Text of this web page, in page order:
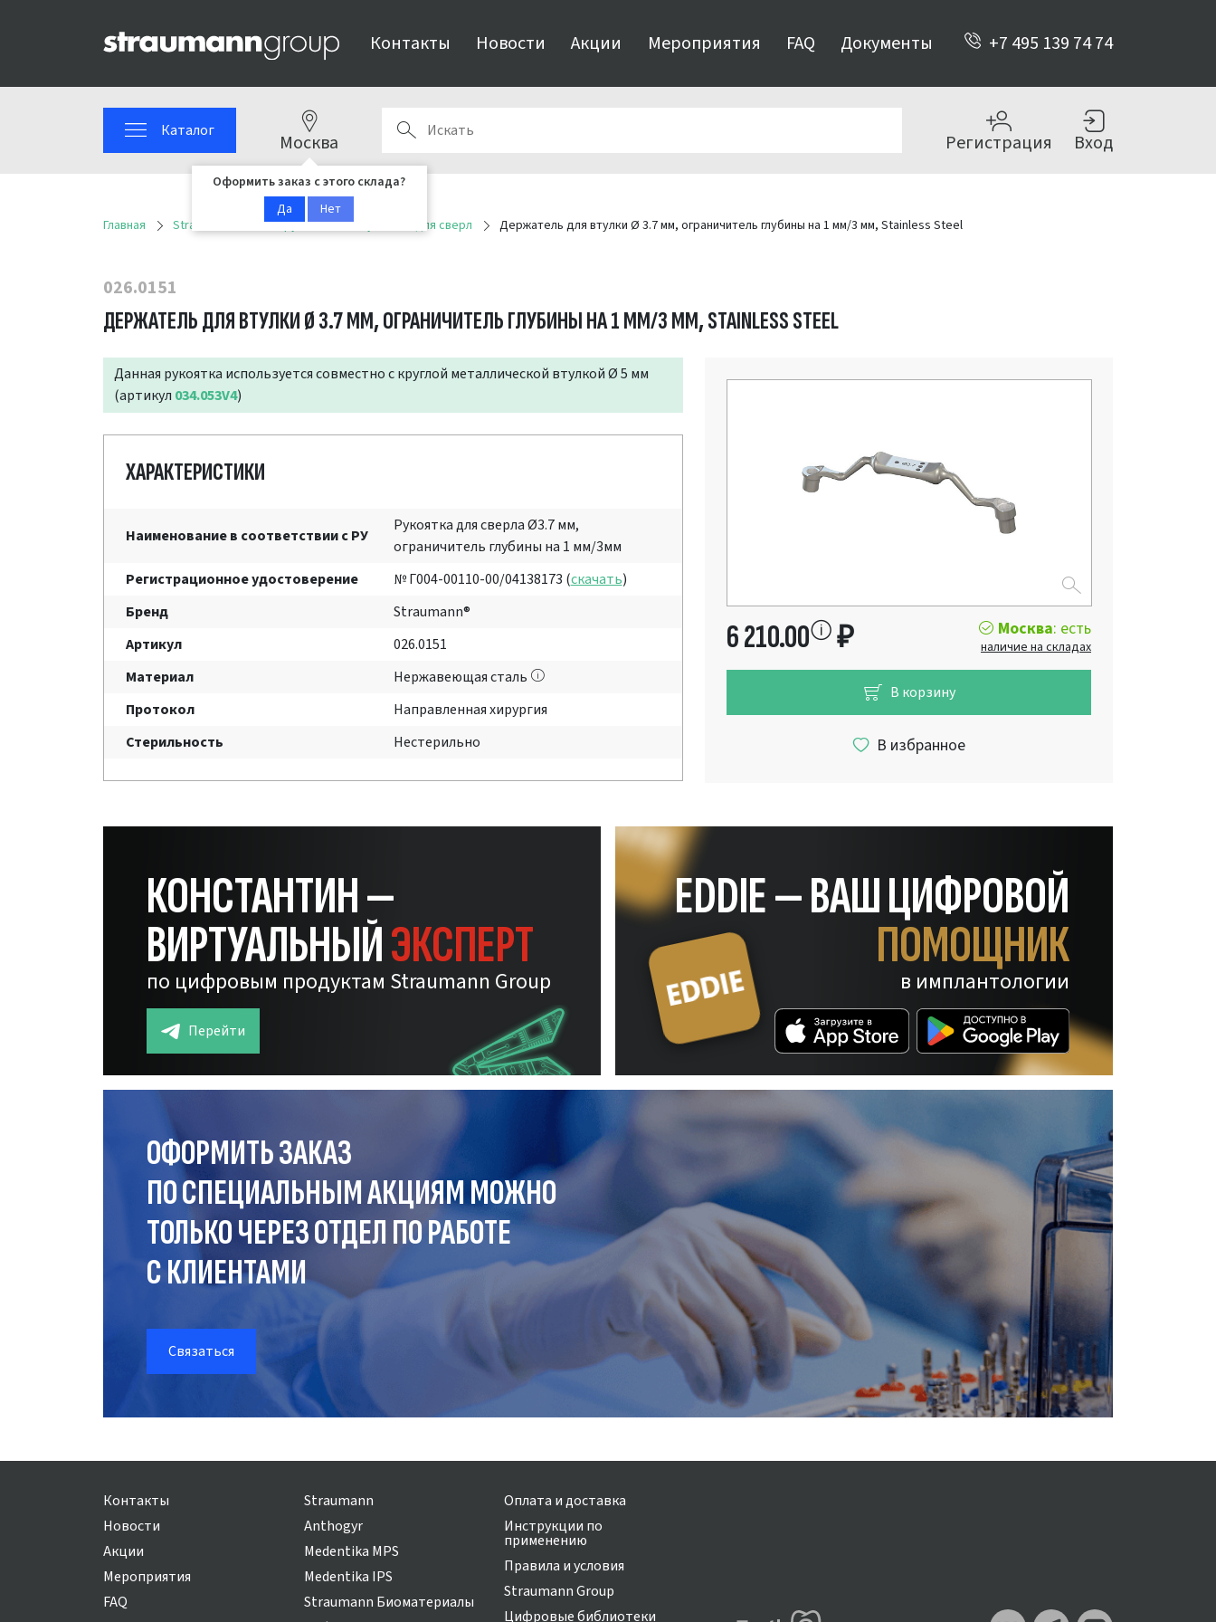
Контакты Новости Акции Мероприятия FAQ Документы +7 495 139 74 74
Каталог Москва
Оформить заказ с этого склада?
Да
Нет
Регистрация Вход
Главная Straumann Инструменты Рукоятки для сверл Держатель для втулки Ø 3.7 мм, ограничитель глубины на 1 мм/3 мм, Stainless Steel
026.0151
ДЕРЖАТЕЛЬ ДЛЯ ВТУЛКИ Ø 3.7 ММ, ОГРАНИЧИТЕЛЬ ГЛУБИНЫ НА 1 ММ/3 ММ, STAINLESS STEEL
Данная рукоятка используется совместно с круглой металлической втулкой Ø 5 мм
(артикул 034.053V4)
ХАРАКТЕРИСТИКИ
Наименование в соответствии с РУ
Рукоятка для сверла Ø3.7 мм,
ограничитель глубины на 1 мм/3мм
Регистрационное удостоверение
№ Г004-00110-00/04138173 (скачать)
Бренд
Straumann®
Артикул
026.0151
Материал
Нержавеющая сталь
Протокол
Направленная хирургия
Стерильность
Нестерильно
6 210.00 ₽ Москва: есть
наличие на складах
В корзину
КОНСТАНТИН —
ВИРТУАЛЬНЫЙЭКСПЕРТ
по цифровым продуктам Straumann Group
Перейти
EDDIE — ВАШ ЦИФРОВОЙ
ПОМОЩНИК
в имплантологии
ОФОРМИТЬ ЗАКАЗ
ПО СПЕЦИАЛЬНЫМ АКЦИЯМ МОЖНО
ТОЛЬКО ЧЕРЕЗ ОТДЕЛПО РАБОТЕ
С КЛИЕНТАМИ
Связаться
Контакты
Новости
Акции
Мероприятия
FAQ
Straumann
Anthogyr
Medentika MPS
Medentika IPS
Straumann Биоматериалы
Оплата и доставка
Инструкции по
применению
Правила и условия
Straumann Group
Цифровые библиотеки